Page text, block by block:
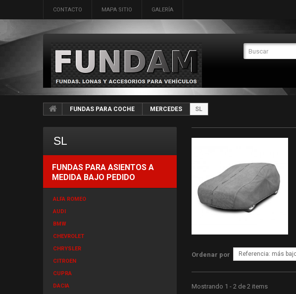
CONTACTO MAPA SITIO GALERÍA
FUNDAS PARA COCHE MERCEDES SL
SL
FUNDAS PARA ASIENTOS A
MEDIDA BAJO PEDIDO
ALFA ROMEO
AUDI
BMW
CHEVROLET
CHRYSLER
CITROEN
CUPRA
DACIA
Ordenar por
Mostrando 1 - 2 de 2 items